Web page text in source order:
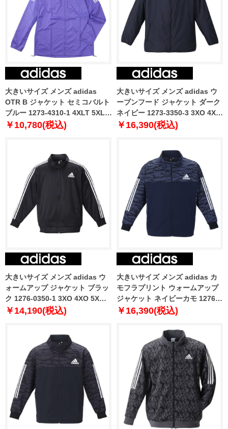
大きいサイズ メンズ adidas
OTR B ジャケット セミコバルト
ブルー 1273-4310-1 4XLT 5XLT
6XLT
￥10,780(税込)
大きいサイズ メンズ adidas ウ
ーブンフード ジャケット ダーク
ネイビー 1273-3350-3 3XO 4XO
5XO 6XO 7XO 8XO
￥16,390(税込)
大きいサイズ メンズ adidas ウ
ォームアップ ジャケット ブラッ
ク 1276-0350-1 3XO 4XO 5XO
6XO 7XO 8XO
￥14,190(税込)
大きいサイズ メンズ adidas カ
モフラプリント ウォームアップ
ジャケット ネイビーカモ 1276-
2324-1 3XO 4XO 5XO 6XO 7XO
￥16,390(税込)